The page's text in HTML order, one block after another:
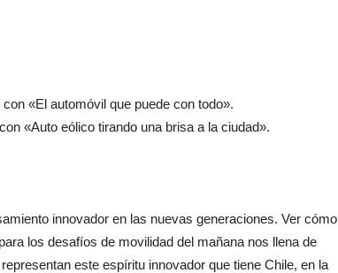
«El automóvil que puede con todo».
«Auto eólico tirando una brisa a la ciudad».
innovador en las nuevas generaciones. Ver cómo
los desafíos de movilidad del mañana nos llena de
este espíritu innovador que tiene Chile, en la